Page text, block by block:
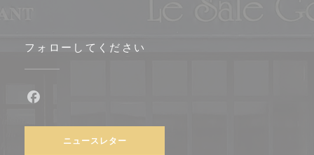
フォローしてください
ニュースレター